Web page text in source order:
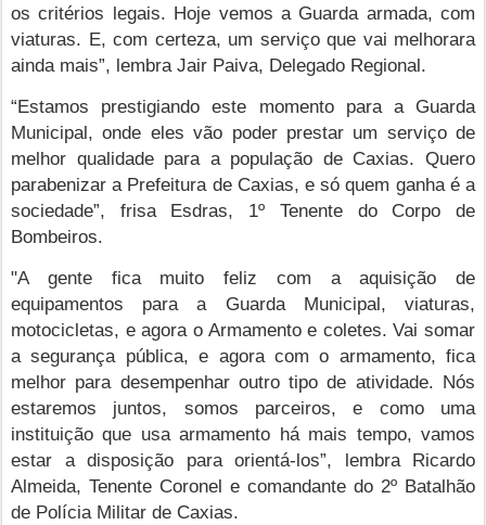
os critérios legais. Hoje vemos a Guarda armada, com
viaturas. E, com certeza, um serviço que vai melhorara
ainda mais”, lembra Jair Paiva, Delegado Regional.
“Estamos prestigiando este momento para a Guarda
Municipal, onde eles vão poder prestar um serviço de
melhor qualidade para a população de Caxias. Quero
parabenizar a Prefeitura de Caxias, e só quem ganha é a
sociedade”, frisa Esdras, 1º Tenente do Corpo de
Bombeiros.
"A gente fica muito feliz com a aquisição de
equipamentos para a Guarda Municipal, viaturas,
motocicletas, e agora o Armamento e coletes. Vai somar
a segurança pública, e agora com o armamento, fica
melhor para desempenhar outro tipo de atividade. Nós
estaremos juntos, somos parceiros, e como uma
instituição que usa armamento há mais tempo, vamos
estar a disposição para orientá-los”, lembra Ricardo
Almeida, Tenente Coronel e comandante do 2º Batalhão
de Polícia Militar de Caxias.